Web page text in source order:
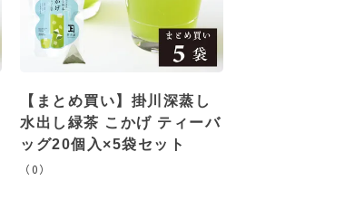
【まとめ買い】掛川深蒸し
水出し緑茶 こかげ ティーバ
ッグ20個入×5袋セット
（0）